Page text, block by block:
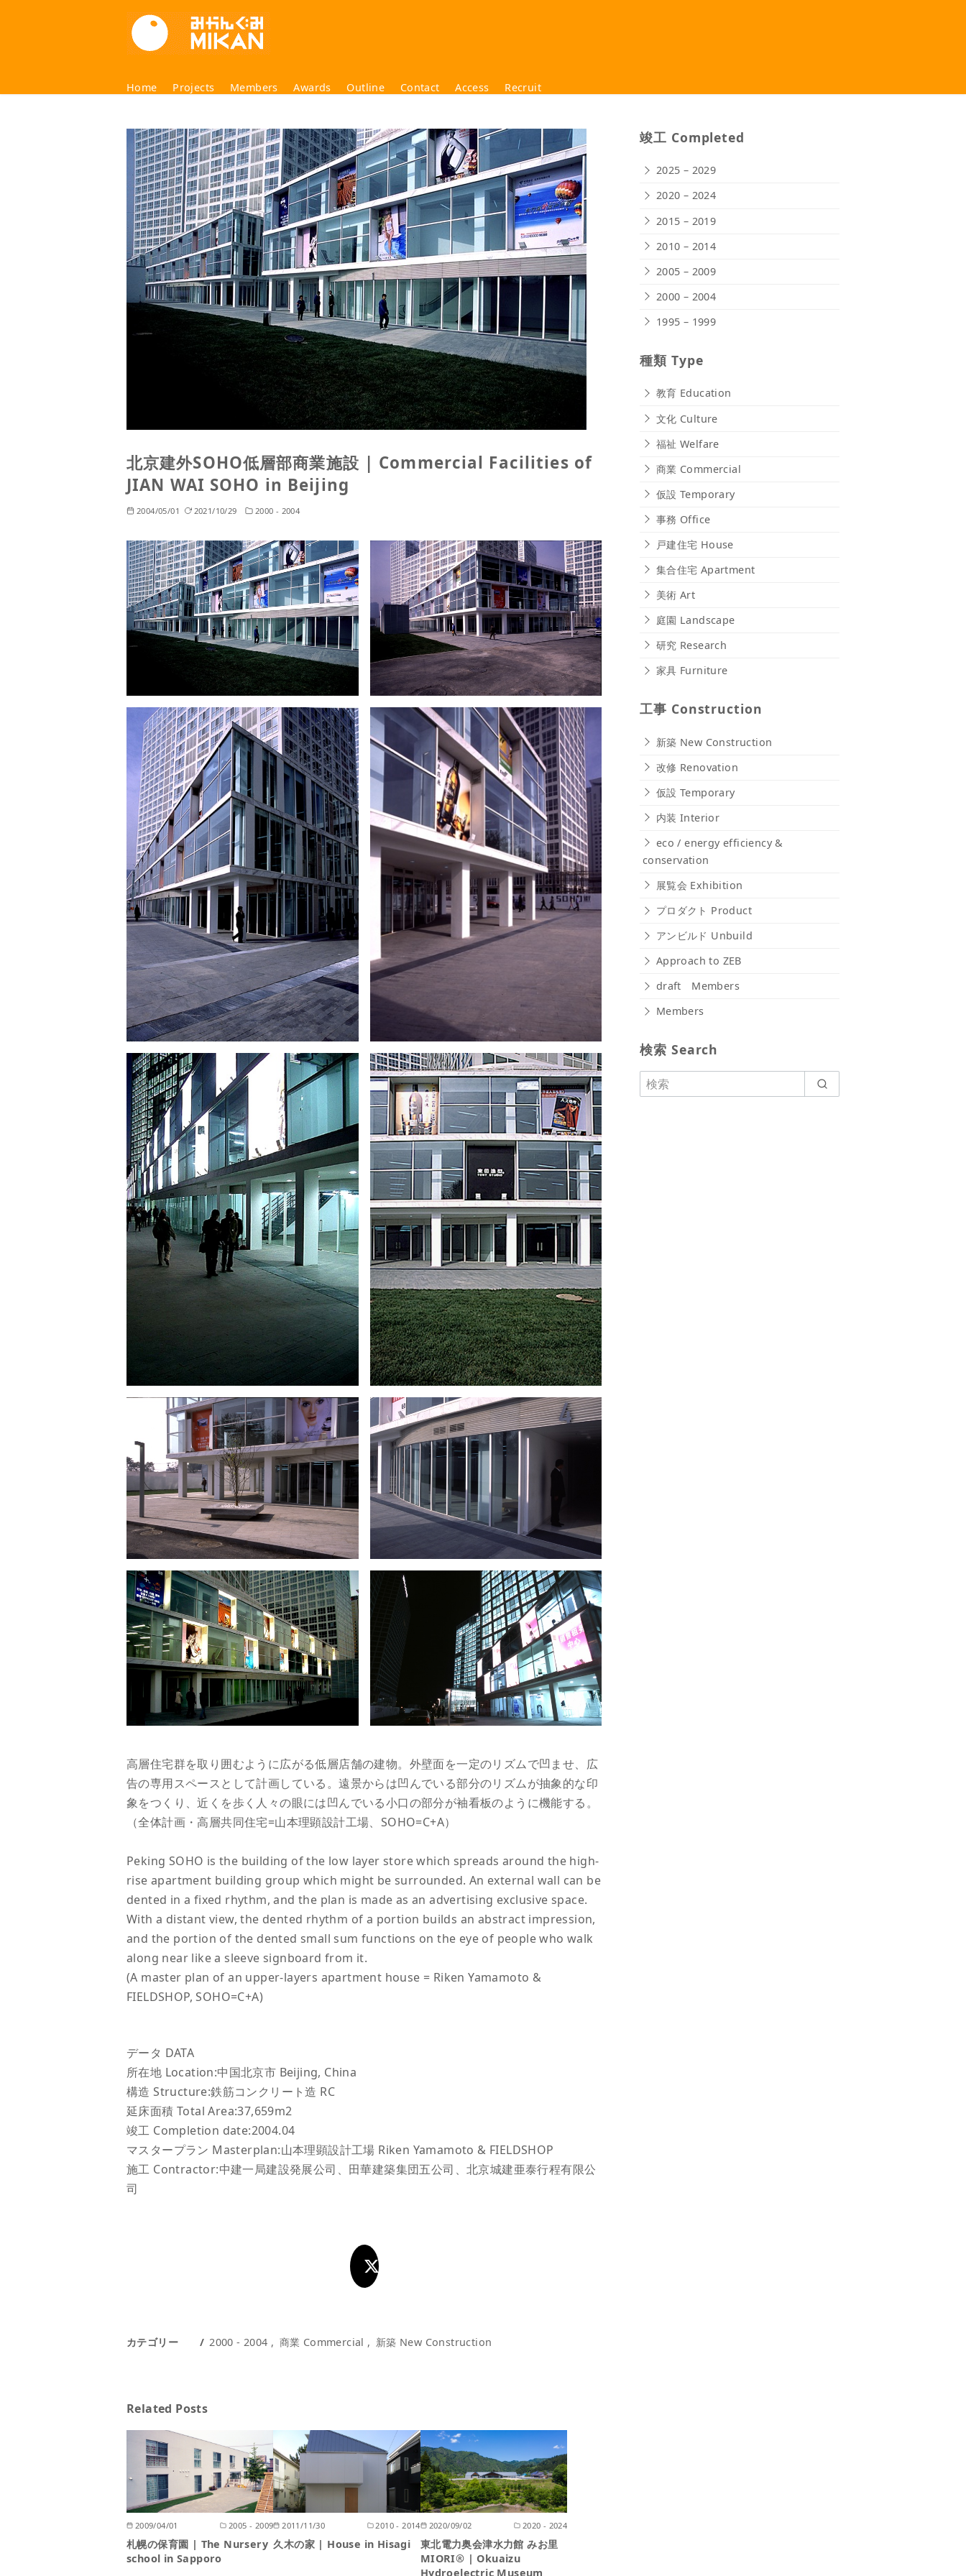
Home Projects Members Awards Outline Contact Access Recruit
北京建外SOHO低層部商業施設 | Commercial Facilities of
JIAN WAI SOHO in Beijing
2004/05/01 2021/10/29 2000 - 2004
高層住宅群を取り囲むように広がる低層店舗の建物。外壁面を一定のリズムで凹ませ、広
告の専用スペースとして計画している。遠景からは凹んでいる部分のリズムが抽象的な印
象をつくり、近くを歩く人々の眼には凹んでいる小口の部分が袖看板のように機能する。
（全体計画・高層共同住宅=山本理顕設計工場、SOHO=C+A）
Peking SOHO is the building of the low layer store which spreads around the high-
rise apartment building group which might be surrounded. An external wall can be
dented in a fixed rhythm, and the plan is made as an advertising exclusive space.
With a distant view, the dented rhythm of a portion builds an abstract impression,
and the portion of the dented small sum functions on the eye of people who walk
along near like a sleeve signboard from it.
(A master plan of an upper-layers apartment house = Riken Yamamoto &
FIELDSHOP, SOHO=C+A)
データ DATA
所在地 Location:中国北京市 Beijing, China
構造 Structure:鉄筋コンクリート造 RC
延床面積 Total Area:37,659m2
竣工 Completion date:2004.04
マスタープラン Masterplan:山本理顕設計工場 Riken Yamamoto & FIELDSHOP
施工 Contractor:中建一局建設発展公司、田華建築集団五公司、北京城建亜泰行程有限公
司
カテゴリー 2000 - 2004 商業 Commercial 新築 New Construction
Related Posts
2009/04/01 2005 - 2009
札幌の保育園 | The Nursery
school in Sapporo
2011/11/30 2010 - 2014
久木の家 | House in Hisagi
2020/09/02 2020 - 2024
東北電力奥会津水力館 みお里
MIORI® | Okuaizu
Hydroelectric Museum
竣工 Completed
2025 – 2029
2020 – 2024
2015 – 2019
2010 – 2014
2005 – 2009
2000 – 2004
1995 – 1999
種類 Type
教育 Education
文化 Culture
福祉 Welfare
商業 Commercial
仮設 Temporary
事務 Office
戸建住宅 House
集合住宅 Apartment
美術 Art
庭園 Landscape
研究 Research
家具 Furniture
工事 Construction
新築 New Construction
改修 Renovation
仮設 Temporary
内装 Interior
eco / energy efficiency &
conservation
展覧会 Exhibition
プロダクト Product
アンビルド Unbuild
Approach to ZEB
draft Members
Members
検索 Search